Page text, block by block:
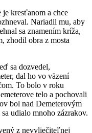
kresťanom a chce
Nariadil mu, aby
sa znamením kríža,
zhodil obra z mosta
sa dozvedel,
dal ho vo väzení
To bolo v roku
telo a pochovali
bol nad Demeterovým
udialo mnoho zázrakov.
z nevyliečiteľnej